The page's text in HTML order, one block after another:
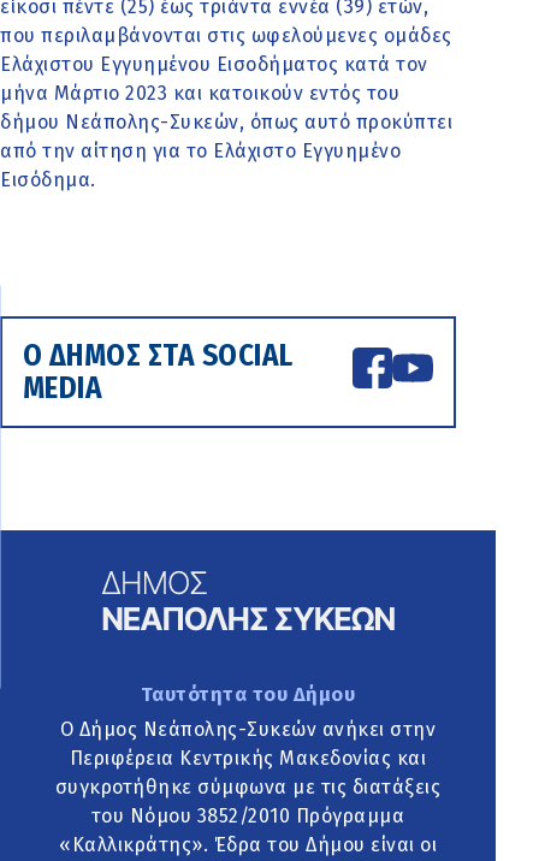
είκοσι πέντε (25) έως τριάντα εννέα (39) ετών,
που περιλαμβάνονται στις ωφελούμενες ομάδες
Ελάχιστου Εγγυημένου Εισοδήματος κατά τον
μήνα Μάρτιο 2023 και κατοικούν εντός του
δήμου Νεάπολης-Συκεών, όπως αυτό προκύπτει
από την αίτηση για το Ελάχιστο Εγγυημένο
Εισόδημα.
Ο ΔΗΜΟΣ ΣΤΑ SOCIAL
MEDIA
Ταυτότητα του Δήμου
Ο Δήμος Νεάπολης-Συκεών ανήκει στην
Περιφέρεια Κεντρικής Μακεδονίας και
συγκροτήθηκε σύμφωνα με τις διατάξεις
του Νόμου 3852/2010 Πρόγραμμα
«Καλλικράτης». Έδρα του Δήμου είναι οι